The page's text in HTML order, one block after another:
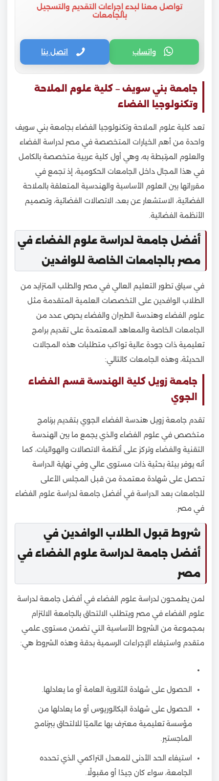
تواصل معنا لبدء إجراءات التقديم والتسجيل
بالجامعات
واتساب اتصل بنا
جامعة بني سويف – كلية علوم الملاحة
وتكنولوجيا الفضاء
تعد كلية علوم الملاحة وتكنولوجيا الفضاء بجامعة بني سويف
واحدة من أهم الخيارات المتخصصة في مصر لدراسة الفضاء
والعلوم المرتبطة به، وهي أول كلية عربية متخصصة بالكامل
في هذا المجال داخل الجامعات الحكومية، إذ تجمع في
مقرراتها بين العلوم الأساسية والهندسية المتعلقة بالملاحة
الفضائية، الاستشعار عن بعد، الاتصالات الفضائية، وتصميم
الأنظمة الفضائية.
أفضل جامعة لدراسة علوم الفضاء في
مصر بالجامعات الخاصة للوافدين
في سياق تطور التعليم العالي في مصر والطلب المتزايد من
الطلاب الوافدين على التخصصات العلمية المتقدمة مثل
علوم الفضاء وهندسة الطيران والفضاء يحرص عدد من
الجامعات الخاصة والمعاهد المعتمدة على تقديم برامج
تعليمية ذات جودة عالية تواكب متطلبات هذه المجالات
الحديثة، وهذه الجامعات كالتالي:
جامعة زويل كلية الهندسة قسم الفضاء
الجوي
تقدم جامعة زويل هندسة الفضاء الجوي بتقديم برنامج
متخصص في علوم الفضاء والذي يجمع ما بين الهندسة
التقنية والفضاء وتركز على أنظمة الاتصالات والهوائيات، كما
أنه يوفر بيئة بحثية ذات مستوى عالي وفي نهاية الدراسة
تحصل على شهادة معتمدة من قبل المجلس الأعلى
للجامعات بعد الدراسة في أفضل جامعة لدراسة علوم الفضاء
في مصر.
شروط قبول الطلاب الوافدين في
أفضل جامعة لدراسة علوم الفضاء في
مصر
لمن يطمحون لدراسة علوم الفضاء في أفضل جامعة لدراسة
علوم الفضاء في مصر ويتطلب الالتحاق بالجامعة الالتزام
بمجموعة من الشروط الأساسية التي تضمن مستوى علمي
متقدم واستيفاء الإجراءات الرسمية بدقة وهذه الشروط هي:
الحصول على شهادة الثانوية العامة أو ما يعادلها.
الحصول على شهادة البكالوريوس أو ما يعادلها من
مؤسسة تعليمية معترف بها عالميًا للالتحاق ببرنامج
الماجستير.
استيفاء الحد الأدنى للمعدل التراكمي الذي تحدده
الجامعة، سواء كان جيدًا أو مقبولًا.